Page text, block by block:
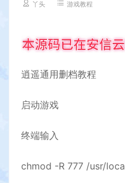
丫头 游戏教程
逍遥通用删档教程
启动游戏
终端输入
chmod -R 777 /usr/